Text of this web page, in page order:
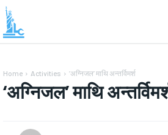
Home Activities ‘अग्निजल’ माथि अन्तर्विमर्श
‘अग्निजल’ माथि